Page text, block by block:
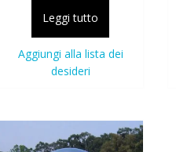
Leggi tutto
Aggiungi alla lista dei
desideri